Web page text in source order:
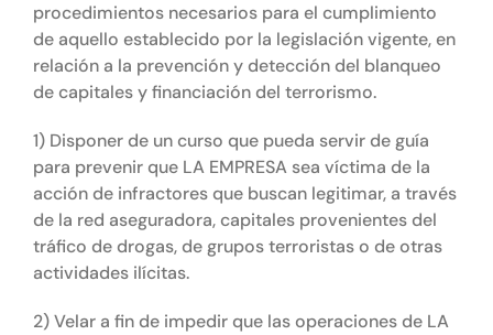
procedimientos necesarios para el cumplimiento
de aquello establecido por la legislación vigente, en
relación a la prevención y detección del blanqueo
de capitales y financiación del terrorismo.
1) Disponer de un curso que pueda servir de guía
para prevenir que LA EMPRESA sea víctima de la
acción de infractores que buscan legitimar, a través
de la red aseguradora, capitales provenientes del
tráfico de drogas, de grupos terroristas o de otras
actividades ilícitas.
2) Velar a fin de impedir que las operaciones de LA